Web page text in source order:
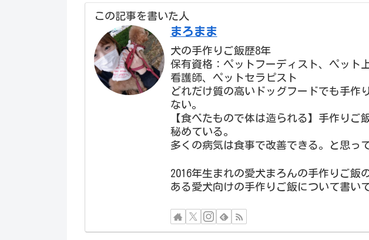
この記事を書いた人
まろまま
犬の手作りご飯歴8年
保有資格：ペットフーディスト、ペット
看護師、ペットセラピスト
どれだけ質の高いドッグフードでも手作
ない。
【食べたもので体は造られる】手作りご
秘めている。
多くの病気は食事で改善できる。と思っ
2016年生まれの愛犬まろんの手作りご飯
ある愛犬向けの手作りご飯について書い